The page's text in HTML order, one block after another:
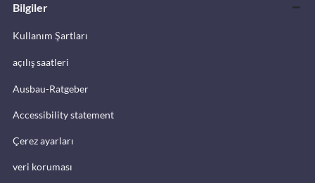
Bilgiler
Kullanım Şartları
açılış saatleri
Ausbau-Ratgeber
Accessibility statement
Çerez ayarları
veri koruması